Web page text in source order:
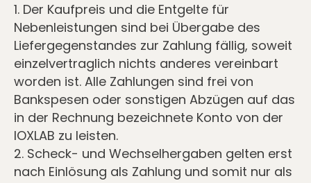
1. Der Kaufpreis und die Entgelte für
Nebenleistungen sind bei Übergabe des
Liefergegenstandes zur Zahlung fällig, soweit
einzelvertraglich nichts anderes vereinbart
worden ist. Alle Zahlungen sind frei von
Bankspesen oder sonstigen Abzügen auf das
in der Rechnung bezeichnete Konto von der
IOXLAB zu leisten.
2. Scheck- und Wechselhergaben gelten erst
nach Einlösung als Zahlung und somit nur als